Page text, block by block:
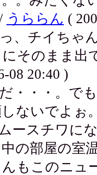
うららん (
、チイちゃ
そのまま出
08 20:40 )
・・・。で
ないでよぉ
ースチワに
の部屋の室
もこのニュ